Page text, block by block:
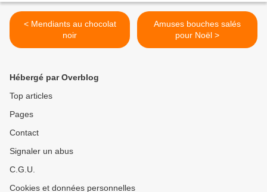
< Mendiants au chocolat
noir
Amuses bouches salés
pour Noël >
Hébergé par Overblog
Top articles
Pages
Contact
Signaler un abus
C.G.U.
Cookies et données personnelles